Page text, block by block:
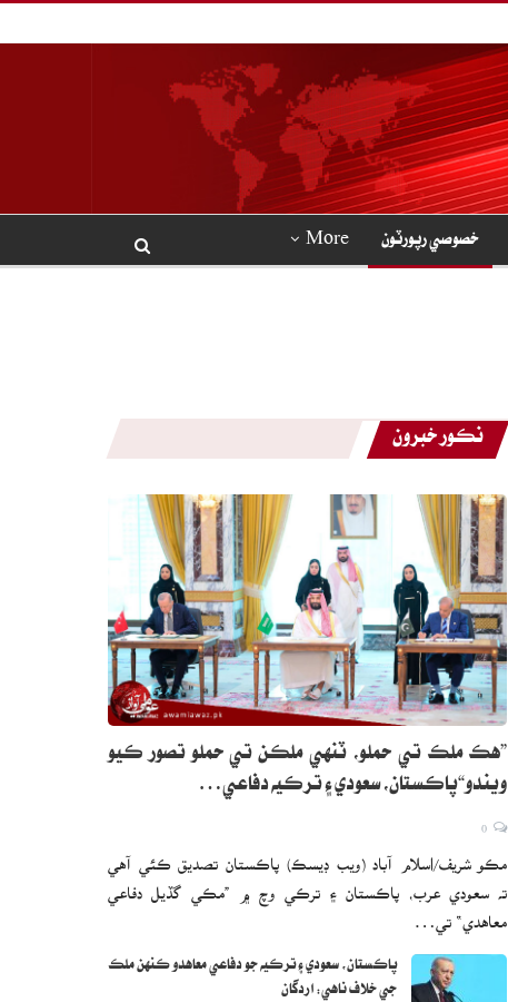
خصوصي رپورٽون More
نڪور خبرون
”هڪ ملڪ تي حملو، ٽنهي ملڪن تي حملو تصور ڪيو
ويندو“پاڪستان، سعودي ۽ ترڪيه دفاعي…
مڪو شريف/اسلام آباد (ويب ڊيسڪ) پاڪستان تصديق ڪئي آهي
ته سعودي عرب، پاڪستان ۽ ترڪي وچ ۾ ”مڪي گڏيل دفاعي
معاهدي“ تي…
پاڪستان، سعودي ۽ ترڪيه جو دفاعي معاهدو ڪنهن ملڪ
جي خلاف ناهي: اردگان